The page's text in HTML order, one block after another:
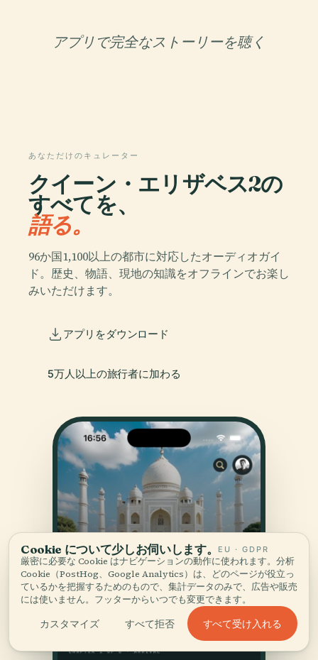
アプリで完全なストーリーを聴く
あなただけのキュレーター
クイーン・エリザベス2の
すべてを、
語る。
96か国1,100以上の都市に対応したオーディオガイ
ド。歴史、物語、現地の知識をオフラインでお楽し
みいただけます。
アプリをダウンロード
5万人以上の旅行者に加わる
Cookie について少しお伺いします。 EU · GDPR
厳密に必要な Cookie はナビゲーションの動作に使われます。分析
Cookie（PostHog、Google Analytics）は、どのページが役立っ
ているかを把握するためのもので、集計データのみで、広告や販売
には使いません。フッターからいつでも変更できます。
カスタマイズ すべて拒否 すべて受け入れる